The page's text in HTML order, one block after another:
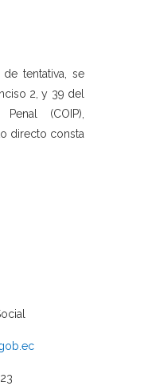
tentativa, se
2, y 39 del
(COIP),
directo consta